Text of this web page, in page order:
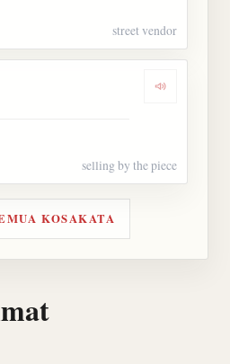
street vendor
Dengarkan
selling by the piece
KOSAKATA